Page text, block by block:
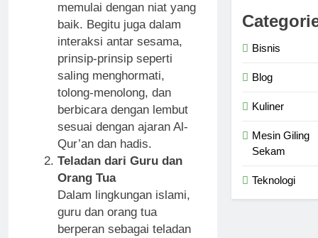
memulai dengan niat yang
baik. Begitu juga dalam
interaksi antar sesama,
prinsip-prinsip seperti
saling menghormati,
tolong-menolong, dan
berbicara dengan lembut
sesuai dengan ajaran Al-
Qur’an dan hadis.
Teladan dari Guru dan
Orang Tua
Dalam lingkungan islami,
guru dan orang tua
berperan sebagai teladan
Bisnis
Blog
Kuliner
Mesin Giling
Sekam
Teknologi